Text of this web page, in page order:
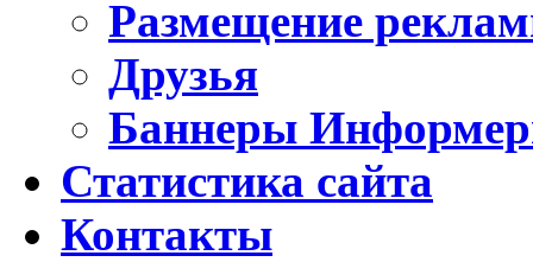
Размещение
Друзья
Баннеры
Статистика сайта
Контакты